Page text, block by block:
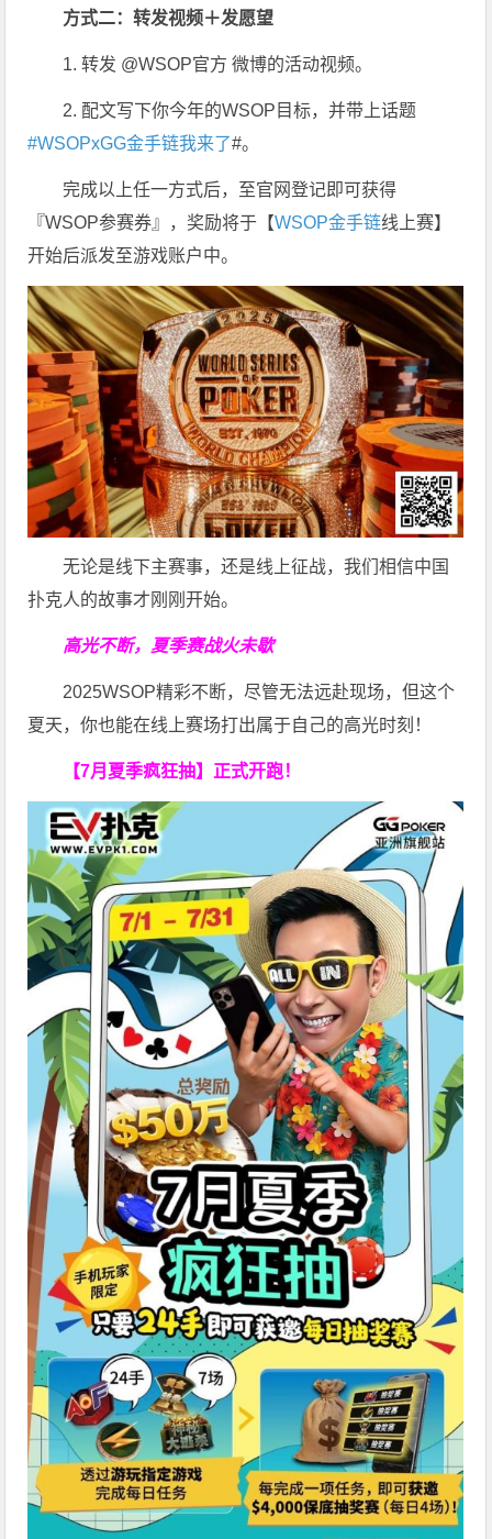
方式二：转发视频＋发愿望
1. 转发 @WSOP官方 微博的活动视频。
2. 配文写下你今年的WSOP目标，并带上话题
#WSOPxGG金手链我来了#。
完成以上任一方式后，至官网登记即可获得
『WSOP参赛券』，奖励将于【WSOP金手链线上赛】
开始后派发至游戏账户中。
无论是线下主赛事，还是线上征战，我们相信中国
扑克人的故事才刚刚开始。
高光不断，夏季赛战火未歇
2025WSOP精彩不断，尽管无法远赴现场，但这个
夏天，你也能在线上赛场打出属于自己的高光时刻！
【7月夏季疯狂抽】正式开跑！